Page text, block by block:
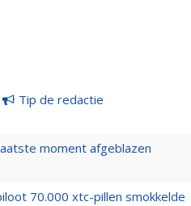
Tip de redactie
moment afgeblazen
70.000 xtc-pillen smokkelde